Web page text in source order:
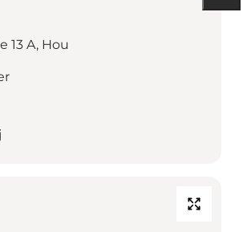
13 A, Hou